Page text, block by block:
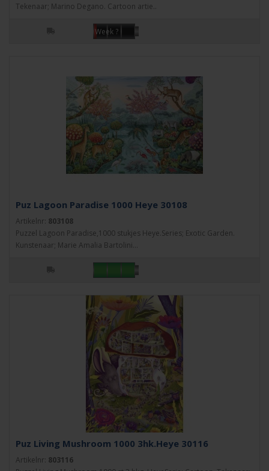
Tekenaar; Marino Degano. Cartoon artie..
Week ?
Puz Lagoon Paradise 1000 Heye 30108
Artikelnr: 803108
Puzzel Lagoon Paradise,1000 stukjes Heye.Series; Exotic Garden.
Kunstenaar; Marie Amalia Bartolini...
Puz Living Mushroom 1000 3hk.Heye 30116
Artikelnr: 803116